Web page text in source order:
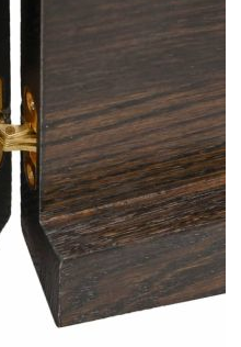
120 x 50 x (2-4) см (Д x Ш x Деб)
24 кг
4)см обработено
credit institutions
информационна цел.
си с бутона "Добави в
можете да изберете броя